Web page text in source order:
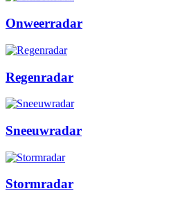
Onweerradar
Regenradar
Sneeuwradar
Stormradar